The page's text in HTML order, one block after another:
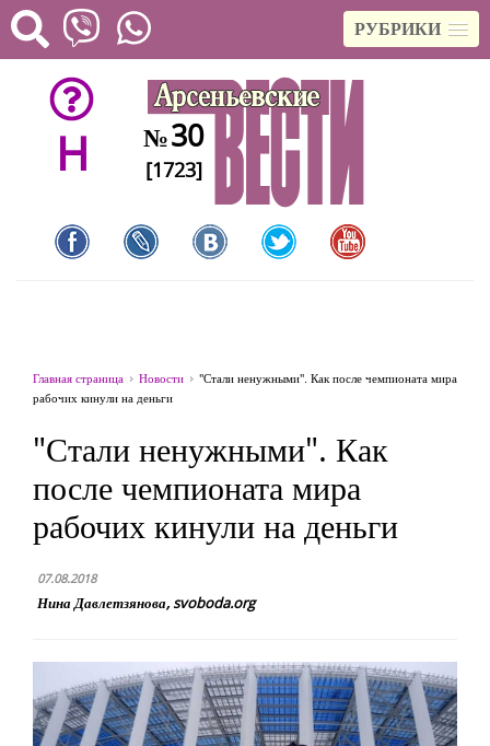
РУБРИКИ
H №30
[1723]
Главная страница Новости
"Стали ненужными". Как после чемпионата мира
рабочих кинули на деньги
"Стали ненужными". Как
после чемпионата мира
рабочих кинули на деньги
07.08.2018
Нина Давлетзянова, svoboda.org